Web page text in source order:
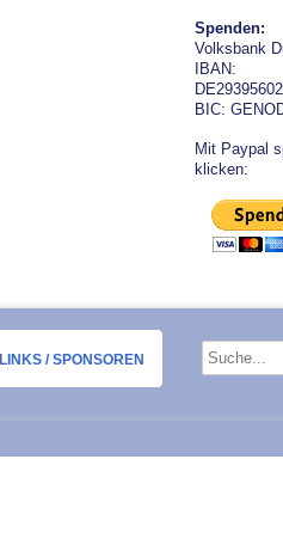
Spenden:
Volksbank
IBAN:
BIC:
Mit Paypal
klicken:
LINKS / SPONSOREN